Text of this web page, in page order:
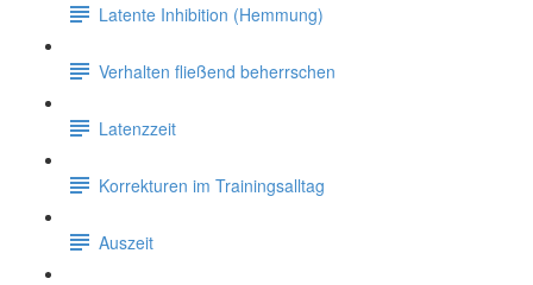
Latente Inhibition (Hemmung)
Verhalten fließend beherrschen
Latenzzeit
Korrekturen im Trainingsalltag
Auszeit